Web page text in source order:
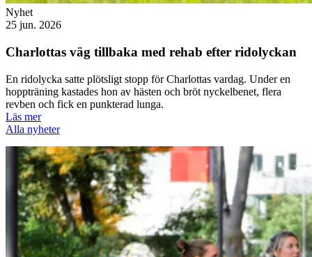
Nyhet
25 jun. 2026
Charlottas väg tillbaka med rehab efter ridolyckan
En ridolycka satte plötsligt stopp för Charlottas vardag. Under en
hoppträning kastades hon av hästen och bröt nyckelbenet, flera
revben och fick en punkterad lunga.
Läs mer
Alla nyheter